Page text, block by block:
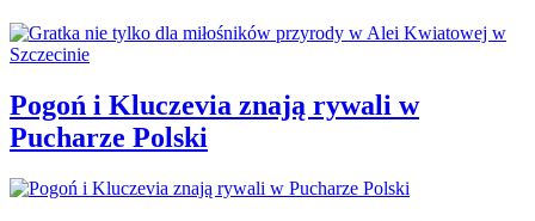
Pogoń i Kluczevia znają rywali w
Pucharze Polski